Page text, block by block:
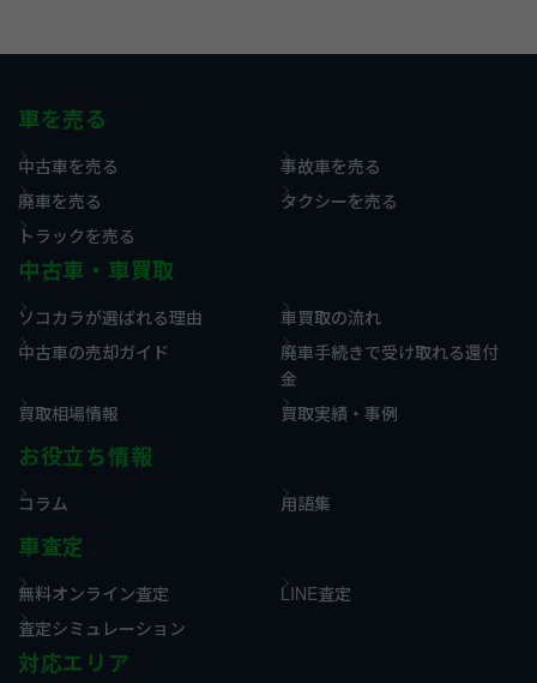
車を売る
中古車を売る
事故車を売る
廃車を売る
タクシーを売る
トラックを売る
中古車・車買取
ソコカラが選ばれる理由
車買取の流れ
中古車の売却ガイド
廃車手続きで受け取れる還付
金
買取相場情報
買取実績・事例
お役立ち情報
コラム 用語集
車査定
無料オンライン査定
LINE査定
査定シミュレーション
対応エリア